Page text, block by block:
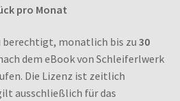
pro Monat
berechtigt, monatlich bis zu 30
dem eBook von Schleiferlwerk
Die Lizenz ist zeitlich
ausschließlich für das